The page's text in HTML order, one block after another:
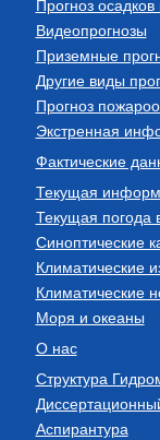
Прогноз осадков
Видеопрогнозы
Приземные
Другие виды
Прогноз
Экстренная
Фактические
Текущая
Текущая погода
Синоптические
Климатические
Климатические
Моря и океаны
О нас
Структура
Аспирантура